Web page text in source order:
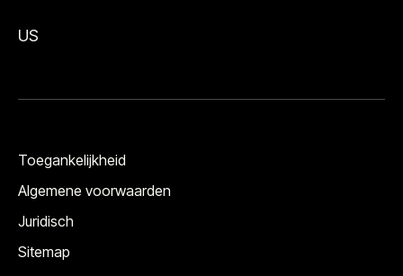
US
Toegankelijkheid
Algemene voorwaarden
Juridisch
Sitemap